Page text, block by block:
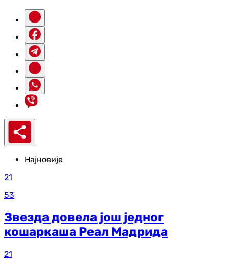
Најновије
21
53
Звезда довела још једног
кошаркаша Реал Мадрида
21